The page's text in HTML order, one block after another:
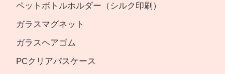
ペットボトルホルダー（シルク印刷）
ガラスマグネット
ガラスヘアゴム
PCクリアパスケース